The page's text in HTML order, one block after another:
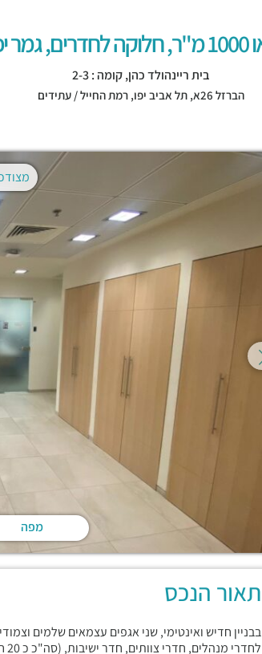
בית ריינהולד כהן, קומה : 2-3
הברזל 26א, תל אביב יפו, רמת החייל / עתידים
מפה
תאור הנכס